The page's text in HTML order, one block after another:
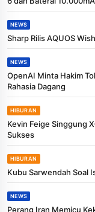
NEWS
Sharp Rilis AQUOS
NEWS
OpenAI Minta Hakim
Rahasia Dagang
HIBURAN
Kevin Feige Singgung
Sukses
HIBURAN
Kubu Sarwendah Soal
NEWS
Perang Iran Memicu